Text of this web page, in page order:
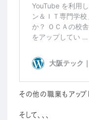
その他の職業もアップ
そして、、、